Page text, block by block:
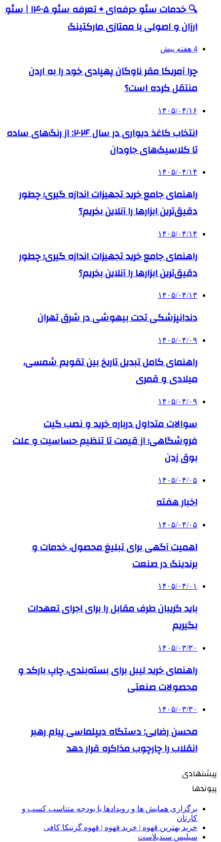
🔍 خدمات سئو حرفه‌ای + تعرفه سئو ۱۴۰۵ | سئو
ارزان و اصولی با ممتازی مارکتینگ
4 هفته پیش
چرا آمریکا مقر ناوگان پهپادی خود را به اردن
منتقل کرده است؟
۱۴۰۵/۰۴/۱۶
انتخاب کاغذ دیواری در سال ۲۰۲۶: از رنگ‌های ساده
تا کلاسیک‌های جاودان
۱۴۰۵/۰۴/۱۴
راهنمای جامع خرید تجهیزات اندازه گیری؛ چطور
دقیق‌ترین ابزارها را آنلاین بخریم؟
۱۴۰۵/۰۴/۱۴
راهنمای جامع خرید تجهیزات اندازه گیری؛ چطور
دقیق‌ترین ابزارها را آنلاین بخریم؟
۱۴۰۵/۰۴/۱۳
دندانپزشکی تحت بیهوشی در شرق تهران
۱۴۰۵/۰۴/۰۹
راهنمای کامل تبدیل تاریخ بین تقویم شمسی،
میلادی و قمری
۱۴۰۵/۰۴/۰۹
سوالات متداول درباره خرید و نصب گیت
فروشگاهی؛ از قیمت تا تنظیم حساسیت و علت
بوق زدن
۱۴۰۵/۰۴/۰۵
اخبار هفته
۱۴۰۵/۰۴/۰۵
اهمیت آگهی برای تبلیغ محصول، خدمات و
برندینگ در صنعت
۱۴۰۵/۰۴/۰۱
باید گریبان طرف مقابل را برای اجرای تعهدات
بگیریم
۱۴۰۵/۰۳/۳۰
راهنمای خرید لیبل برای بسته‌بندی، چاپ بارکد و
محصولات صنعتی
۱۴۰۵/۰۳/۳۰
محسن رضایی: دستگاه دیپلماسی پیام رهبر
انقلاب را چارچوب مذاکره قرار دهد
پیشنهادی
پیوندها
برگزاری همایش ها و رویدادها با بودجه متناسب کسب و
کارتان
خرید بهترین قهوه | خرید قهوه | قهوه گرنیکا کافی
سیلیس سندبلاست